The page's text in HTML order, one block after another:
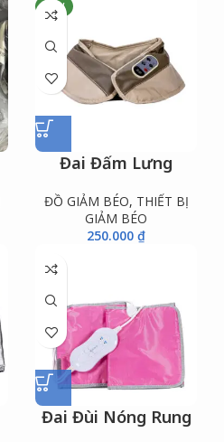
NEW
Đai Đấm Lưng
ĐỒ GIẢM BÉO, THIẾT BỊ
GIẢM BÉO
250.000 ₫
Đai Đùi Nóng Rung